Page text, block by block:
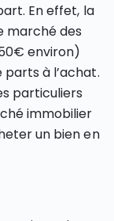
En effet, la
marché des
environ)
à l’achat.
particuliers
immobilier
un bien en